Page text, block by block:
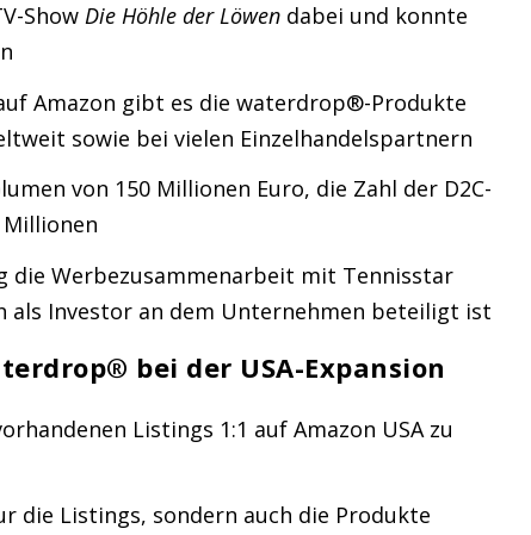
Show Die Höhle der Löwendabei und konnte
Amazon gibt es die waterdrop®-Produkte
sowie bei vielen Einzelhandelspartnern
von 150 Millionen Euro, die Zahl der D2C-
Werbezusammenarbeit mit Tennisstar
als Investor an dem Unternehmen beteiligt ist
bei der USA-Expansion
Listings 1:1 auf Amazon USA zu
die Listings, sondern auch die Produkte